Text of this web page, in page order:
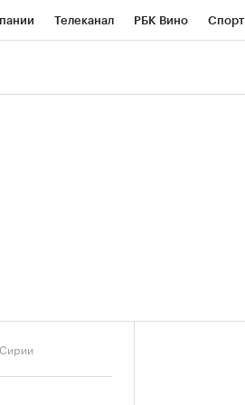
Телеканал РБК Вино Спорт